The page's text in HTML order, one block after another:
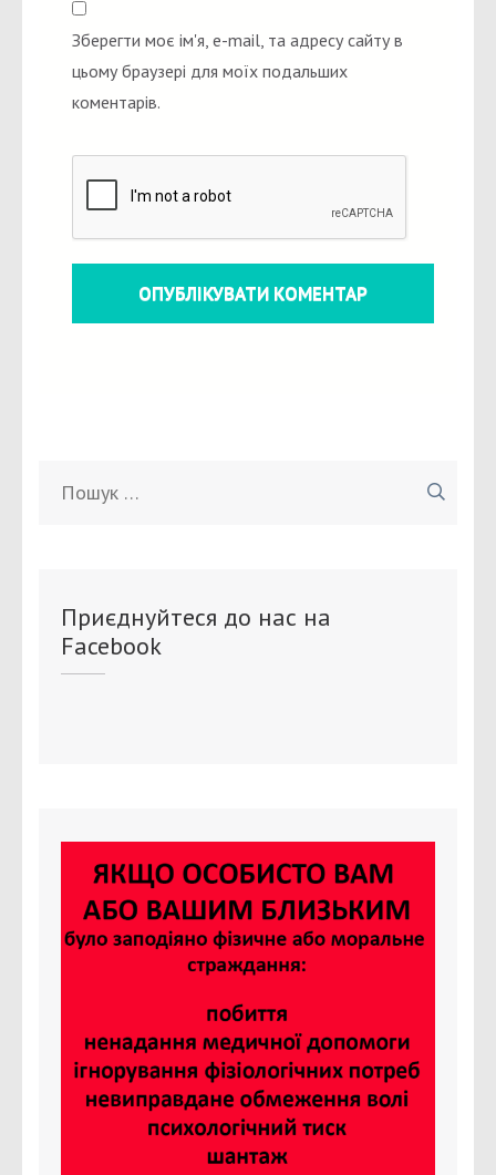
Зберегти моє ім'я, e-mail, та адресу сайту в
цьому браузері для моїх подальших
коментарів.
Приєднуйтеся до нас на
Facebook